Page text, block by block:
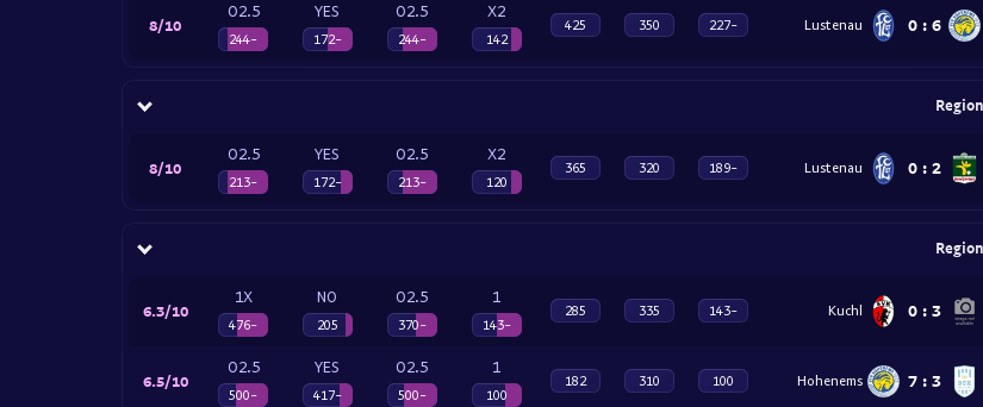
6
:
0
Lustenau
-227
350
425
X2
142
O2.5
-244
YES
-172
O2.5
-244
8/10
2
:
0
Lustenau
-189
320
365
X2
120
O2.5
-213
YES
-172
O2.5
-213
8/10
3
:
0
Kuchl
-143
335
285
1
-143
O2.5
-370
NO
205
1X
-476
6.3/10
3
:
7
Hohenems
100
310
182
1
100
O2.5
-500
YES
-417
O2.5
-500
6.5/10